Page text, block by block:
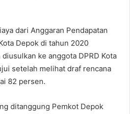
dari Anggaran Pendapatan
Depok di tahun 2020
ke anggota DPRD Kota
setelah melihat draf rencana
82 persen.
ditanggung Pemkot Depok